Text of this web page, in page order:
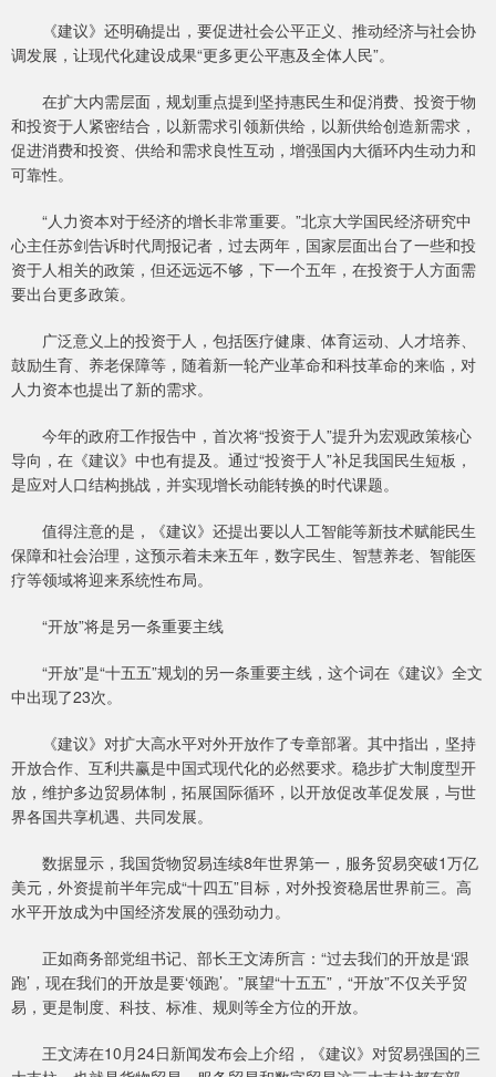
《建议》还明确提出，要促进社会公平正义、推动经济与社会协
调发展，让现代化建设成果“更多更公平惠及全体人民”。
在扩大内需层面，规划重点提到坚持惠民生和促消费、投资于物
和投资于人紧密结合，以新需求引领新供给，以新供给创造新需求，
促进消费和投资、供给和需求良性互动，增强国内大循环内生动力和
可靠性。
“人力资本对于经济的增长非常重要。”北京大学国民经济研究中
心主任苏剑告诉时代周报记者，过去两年，国家层面出台了一些和投
资于人相关的政策，但还远远不够，下一个五年，在投资于人方面需
要出台更多政策。
广泛意义上的投资于人，包括医疗健康、体育运动、人才培养、
鼓励生育、养老保障等，随着新一轮产业革命和科技革命的来临，对
人力资本也提出了新的需求。
今年的政府工作报告中，首次将“投资于人”提升为宏观政策核心
导向，在《建议》中也有提及。通过“投资于人”补足我国民生短板，
是应对人口结构挑战，并实现增长动能转换的时代课题。
值得注意的是，《建议》还提出要以人工智能等新技术赋能民生
保障和社会治理，这预示着未来五年，数字民生、智慧养老、智能医
疗等领域将迎来系统性布局。
“开放”将是另一条重要主线
“开放”是“十五五”规划的另一条重要主线，这个词在《建议》全文
中出现了23次。
《建议》对扩大高水平对外开放作了专章部署。其中指出，坚持
开放合作、互利共赢是中国式现代化的必然要求。稳步扩大制度型开
放，维护多边贸易体制，拓展国际循环，以开放促改革促发展，与世
界各国共享机遇、共同发展。
数据显示，我国货物贸易连续8年世界第一，服务贸易突破1万亿
美元，外资提前半年完成“十四五”目标，对外投资稳居世界前三。高
水平开放成为中国经济发展的强劲动力。
正如商务部党组书记、部长王文涛所言：“过去我们的开放是‘跟
跑’，现在我们的开放是要‘领跑’。”展望“十五五”，“开放”不仅关乎贸
易，更是制度、科技、标准、规则等全方位的开放。
王文涛在10月24日新闻发布会上介绍，《建议》对贸易强国的三